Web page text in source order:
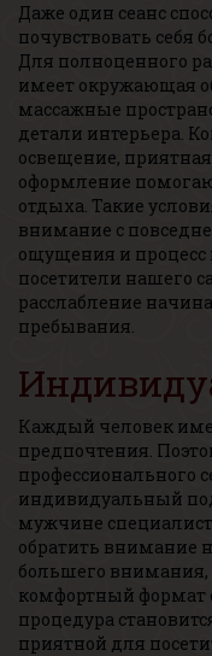
Даже один сеанс
почувствовать
Для полноценного
имеет окружающая
массажные
детали интерьера.
освещение,
оформление
отдыха. Такие
внимание с
ощущения и процесс
посетители нашего
расслабление
пребывания.
Каждый человек
предпочтения.
профессионального
индивидуальный
мужчине
обратить внимание
большего внимания,
комфортный формат
процедура
приятной для